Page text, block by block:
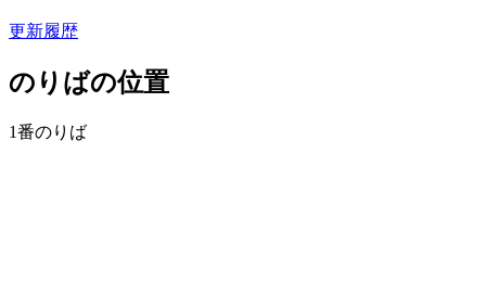
更新履歴
のりばの位置
1番のりば